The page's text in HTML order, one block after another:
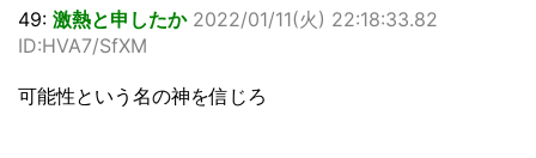
49: 激熱と申したか 2022/01/11(火) 22:18:33.82
ID:HVA7/SfXM
可能性という名の神を信じろ